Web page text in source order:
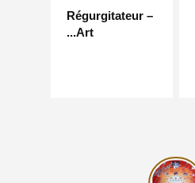
Régurgitateur –
...Art